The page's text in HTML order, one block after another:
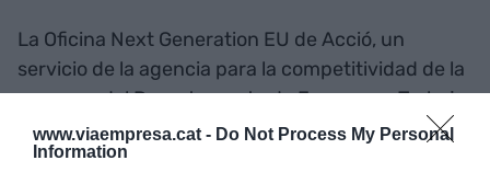
www.viaempresa.cat - Do Not Process My Personal
Information
La Oficina Next Generation EU de Acció, un
servicio de la agencia para la competitividad de la
empresa del Departamento de Empresa y Trabajo
para dar a conocer estas ayudas, ha asesorado a
más de 2.300 compañías desde su puesta en